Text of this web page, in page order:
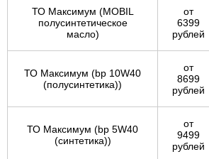
ТО Максимум (MOBIL
полуcинтетическое
масло)
от
6399
рублей
ТО Максимум (bp 10W40
(полусинтетика))
от
8699
рублей
ТО Максимум (bp 5W40
(синтетика))
от
9499
рублей